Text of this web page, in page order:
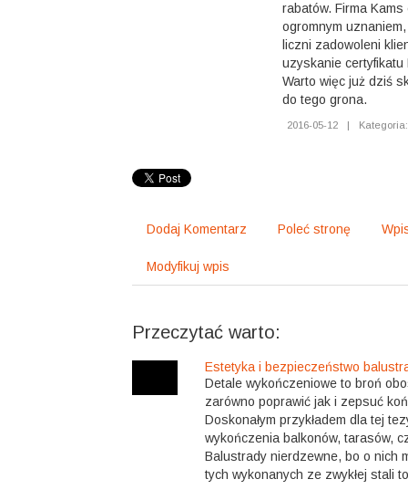
rabatów. Firma
ogromnym
liczni zadowoleni
uzyskanie certyfikatu
Warto więc już dziś
do tego grona.
2016-05-12 |
Dodaj Komentarz Poleć stronę
Modyfikuj wpis
Przeczytać warto:
Estetyka i bezpieczeństwo
Detale wykończeniowe to broń
zarówno poprawić jak i zepsuć
Doskonałym przykładem dla tej
wykończenia balkonów, tarasów,
Balustrady nierdzewne, bo o nich
tych wykonanych ze zwykłej stali